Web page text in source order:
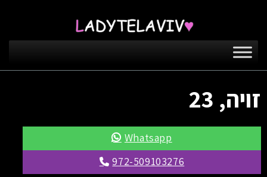
זויה, 23
Whatsapp
972-509103276